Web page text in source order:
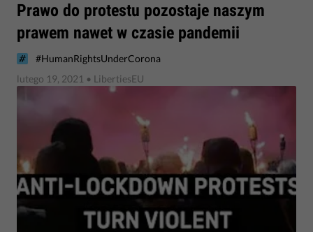
​Prawo do protestu pozostaje naszym
prawem nawet w czasie pandemii
#HumanRightsUnderCorona
lutego 19, 2021 • LibertiesEU